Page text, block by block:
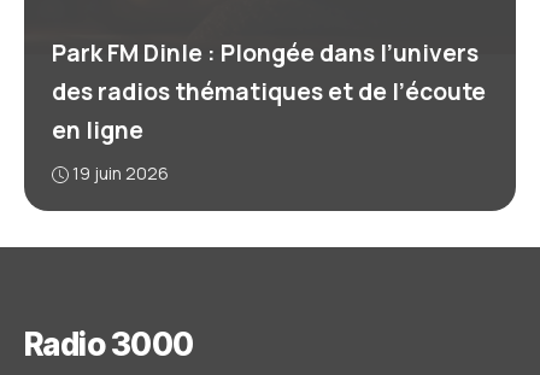
Park FM Dinle : Plongée dans l’univers
des radios thématiques et de l’écoute
en ligne
19 juin 2026
Radio 3000